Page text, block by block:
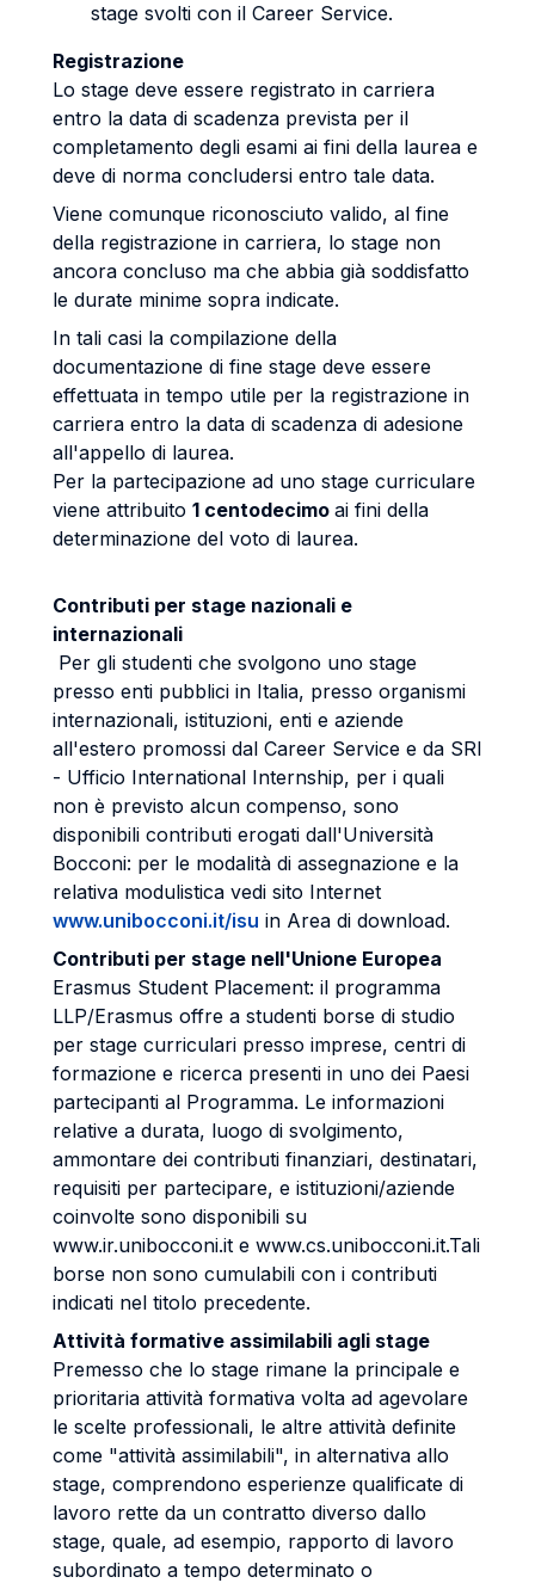
stage svolti con il Career Service.
Registrazione
Lo stage deve essere registrato in carriera
entro la data di scadenza prevista per il
completamento degli esami ai fini della laurea e
deve di norma concludersi entro tale data.
Viene comunque riconosciuto valido, al fine
della registrazione in carriera, lo stage non
ancora concluso ma che abbia già soddisfatto
le durate minime sopra indicate.
In tali casi la compilazione della
documentazione di fine stage deve essere
effettuata in tempo utile per la registrazione in
carriera entro la data di scadenza di adesione
all'appello di laurea.
Per la partecipazione ad uno stage curriculare
viene attribuito 1 centodecimo ai fini della
determinazione del voto di laurea.
Contributi per stage nazionali e
internazionali
Per gli studenti che svolgono uno stage
presso enti pubblici in Italia, presso organismi
internazionali, istituzioni, enti e aziende
all'estero promossi dal Career Service e da SRI
- Ufficio International Internship, per i quali
non è previsto alcun compenso, sono
disponibili contributi erogati dall'Università
Bocconi: per le modalità di assegnazione e la
relativa modulistica vedi sito Internet
www.unibocconi.it/isu in Area di download.
Contributi per stage nell'Unione Europea
Erasmus Student Placement: il programma
LLP/Erasmus offre a studenti borse di studio
per stage curriculari presso imprese, centri di
formazione e ricerca presenti in uno dei Paesi
partecipanti al Programma. Le informazioni
relative a durata, luogo di svolgimento,
ammontare dei contributi finanziari, destinatari,
requisiti per partecipare, e istituzioni/aziende
coinvolte sono disponibili su
www.ir.unibocconi.it e www.cs.unibocconi.it.Tali
borse non sono cumulabili con i contributi
indicati nel titolo precedente.
Attività formative assimilabili agli stage
Premesso che lo stage rimane la principale e
prioritaria attività formativa volta ad agevolare
le scelte professionali, le altre attività definite
come "attività assimilabili", in alternativa allo
stage, comprendono esperienze qualificate di
lavoro rette da un contratto diverso dallo
stage, quale, ad esempio, rapporto di lavoro
subordinato a tempo determinato o